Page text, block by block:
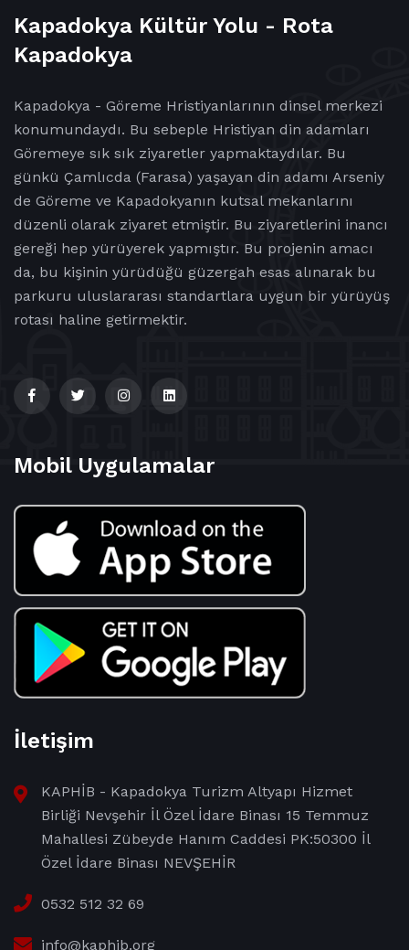
Kapadokya Kültür Yolu - Rota
Kapadokya
Kapadokya - Göreme Hristiyanlarının dinsel merkezi
konumundaydı. Bu sebeple Hristiyan din adamları
Göremeye sık sık ziyaretler yapmaktaydılar. Bu
günkü Çamlıcda (Farasa) yaşayan din adamı Arseniy
de Göreme ve Kapadokyanın kutsal mekanlarını
düzenli olarak ziyaret etmiştir. Bu ziyaretlerini inancı
gereği hep yürüyerek yapmıştır. Bu projenin amacı
da, bu kişinin yürüdüğü güzergah esas alınarak bu
parkuru uluslararası standartlara uygun bir yürüyüş
rotası haline getirmektir.
Mobil Uygulamalar
İletişim
KAPHİB - Kapadokya Turizm Altyapı Hizmet
Birliği Nevşehir İl Özel İdare Binası 15 Temmuz
Mahallesi Zübeyde Hanım Caddesi PK:50300 İl
Özel İdare Binası NEVŞEHİR
0532 512 32 69
info@kaphib.org